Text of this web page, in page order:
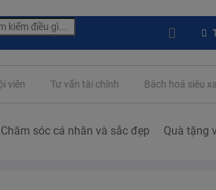
Tư vấn tài chính Bách hoá siêu xanh
Chăm sóc cá nhân và sắc đẹp Quà tặng